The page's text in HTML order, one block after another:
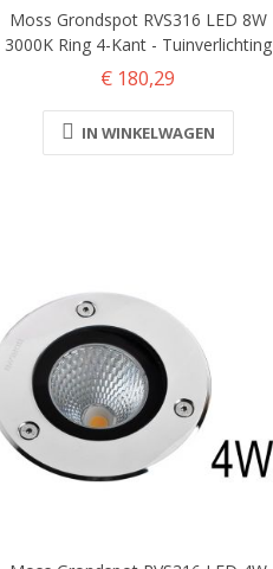
Moss Grondspot RVS316 LED 8W
3000K Ring 4-Kant - Tuinverlichting
€ 180,29
IN WINKELWAGEN